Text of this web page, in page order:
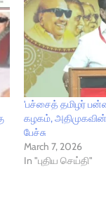
'பச்சைத் தமிழர்
கழகம்,
பேச்சு
March 7, 2026
In "புதிய செய்தி"